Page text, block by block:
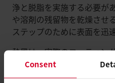
Consent
浄と脱脂を実施する必要が
や溶剤の残留物を乾燥させ
ステップのために表面を迅
熱風は、実際のコーティン
程にも使用されます。たと
ステムは熱硬化が必要であ